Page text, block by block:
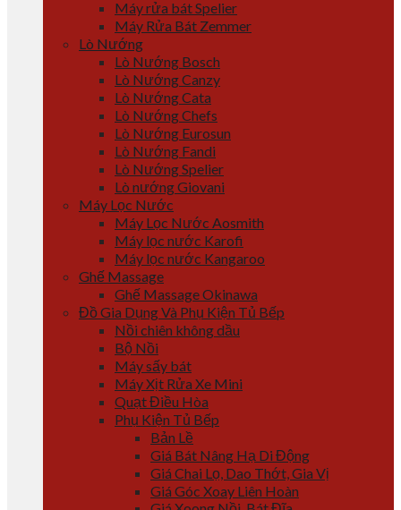
Máy rửa bát Spelier
Máy Rửa Bát Zemmer
Lò Nướng
Lò Nướng Bosch
Lò Nướng Canzy
Lò Nướng Cata
Lò Nướng Chefs
Lò Nướng Eurosun
Lò Nướng Fandi
Lò Nướng Spelier
Lò nướng Giovani
Máy Lọc Nước
Máy Lọc Nước Aosmith
Máy lọc nước Karofi
Máy lọc nước Kangaroo
Ghế Massage
Ghế Massage Okinawa
Đồ Gia Dụng Và Phụ Kiện Tủ Bếp
Nồi chiên không dầu
Bộ Nồi
Máy sấy bát
Máy Xịt Rửa Xe Mini
Quạt Điều Hòa
Phụ Kiện Tủ Bếp
Bản Lề
Giá Bát Nâng Hạ Di Động
Giá Chai Lọ, Dao Thớt, Gia Vị
Giá Góc Xoay Liên Hoàn